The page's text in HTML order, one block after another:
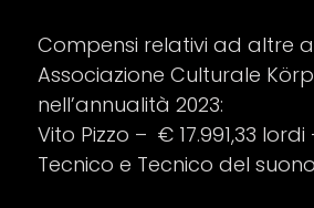
Compensi relativi ad altre
Associazione Culturale
nell’annualità 2023:
Vito Pizzo – € 17.991,33
Tecnico e Tecnico del suono